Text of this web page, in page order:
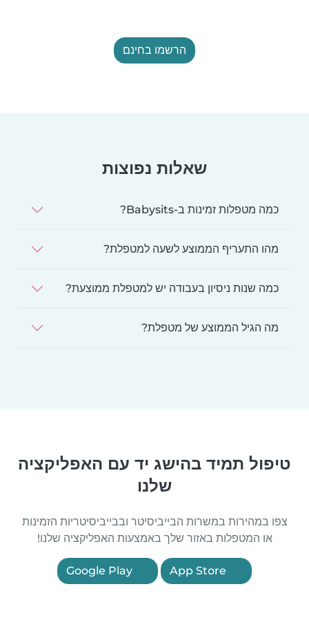
הרשמו בחינם
שאלות נפוצות
כמה מטפלות זמינות ב-Babysits?
מהו התעריף הממוצע לשעה למטפלת?
כמה שנות ניסיון בעבודה יש למטפלת ממוצעת?
מה הגיל הממוצע של מטפלת?
טיפול תמיד בהישג יד עם האפליקציה
שלנו
צפו במהירות במשרות הבייביסיטר ובבייביסיטריות הזמינות
או המטפלות באזור שלך באמצעות האפליקציה שלנו!